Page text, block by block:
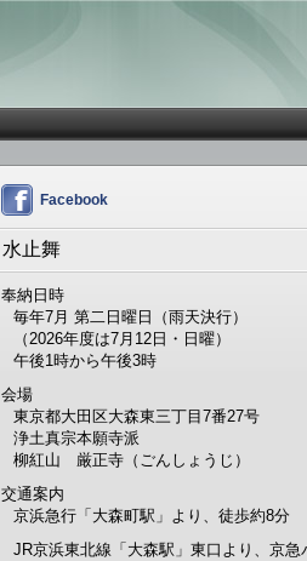
Facebook
水止舞
奉納日時
毎年7月 第二日曜日（雨天決行）
（2026年度は7月12日・日曜）
午後1時から午後3時
会場
東京都大田区大森東三丁目7番27号
浄土真宗本願寺派
柳紅山 厳正寺（ごんしょうじ）
交通案内
京浜急行「大森町駅」より、徒歩約8分
JR京浜東北線「大森駅」東口より、京急